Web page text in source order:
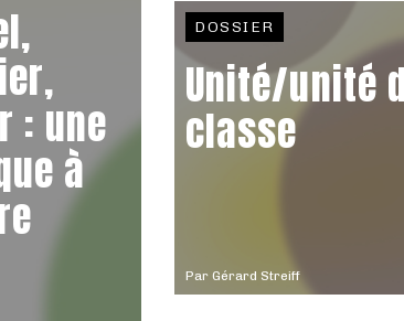
: une
à
Par Gérard Streiff
DOSSIER
Unité/unité
classe